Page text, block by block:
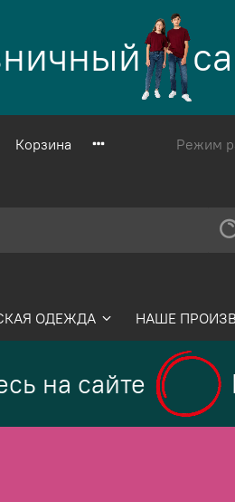
сайт
Корзина Режим
ОДЕЖДА НАШЕ
на сайте